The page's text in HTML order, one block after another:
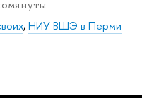
,НИУ ВШЭ в Перми